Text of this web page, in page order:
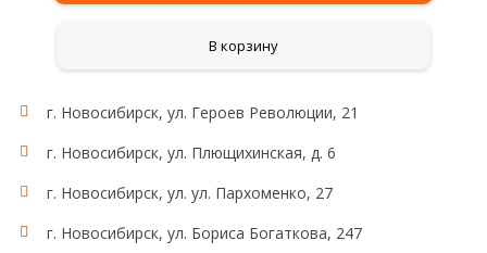
В корзину
г. Новосибирск, ул. Героев Революции, 21
г. Новосибирск, ул. Плющихинская, д. 6
г. Новосибирск, ул. ул. Пархоменко, 27
г. Новосибирск, ул. Бориса Богаткова, 247